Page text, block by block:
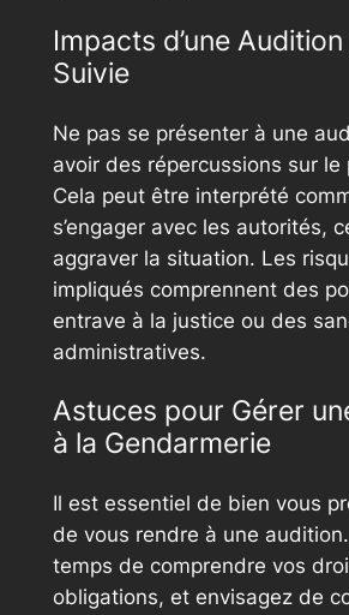
Impacts d’une
Suivie
Ne pas se présenter à une
avoir des répercussions sur le
Cela peut être interprété
s’engager avec les autorités,
aggraver la situation. Les
impliqués comprennent des
entrave à la justice ou des
administratives.
Astuces pour Gérer
à la Gendarmerie
Il est essentiel de bien vous
de vous rendre à une
temps de comprendre vos
obligations, et envisagez de